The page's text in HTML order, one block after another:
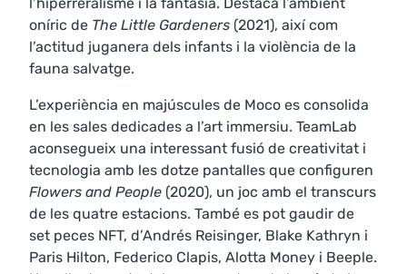
oníric de The Little Gardeners (2021), així com
l’actitud juganera dels infants i la violència de la
fauna salvatge.
L’experiència en majúscules de Moco es consolida
en les sales dedicades a l’art immersiu. TeamLab
aconsegueix una interessant fusió de creativitat i
tecnologia amb les dotze pantalles que configuren
Flowers and People (2020), un joc amb el transcurs
de les quatre estacions. També es pot gaudir de
set peces NFT, d’Andrés Reisinger, Blake Kathryn i
Paris Hilton, Federico Clapis, Alotta Money i Beeple.